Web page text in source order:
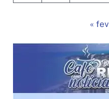
« fev